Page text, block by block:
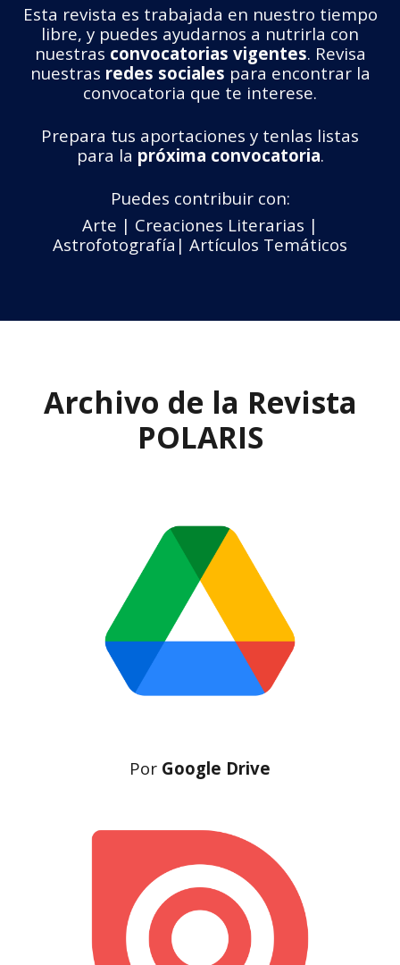
Esta revista es trabajada en nuestro tiempo
libre, y puedes ayudarnos a nutrirla con
nuestras convocatorias vigentes. Revisa
nuestras redes sociales para encontrar la
convocatoria que te interese.
Prepara tus aportaciones y tenlas listas
para la próxima convocatoria.
Puedes contribuir con:
Arte | Creaciones Literarias |
Astrofotografía| Artículos Temáticos
Archivo de la Revista
POLARIS
Por Google Drive